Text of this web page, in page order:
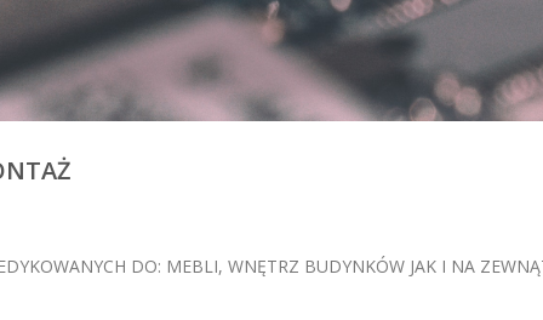
DO: MEBLI, WNĘTRZ BUDYNKÓW JAK I NA